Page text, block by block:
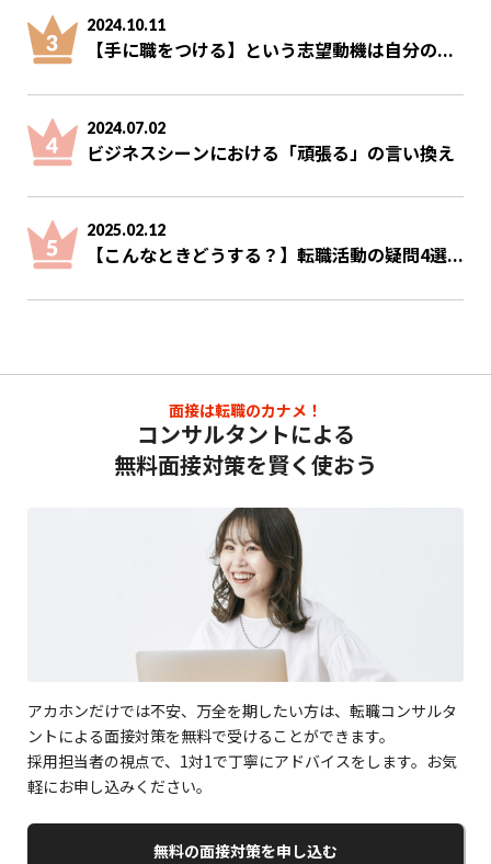
2024.10.11
【手に職をつける】という志望動機は自分の...
2024.07.02
ビジネスシーンにおける「頑張る」の言い換え
2025.02.12
【こんなときどうする？】転職活動の疑問4選...
面接は転職のカナメ！
コンサルタントによる
無料面接対策を賢く使おう
アカホンだけでは不安、万全を期したい方は、転職コンサルタ
ントによる面接対策を無料で受けることができます。
採用担当者の視点で、1対1で丁寧にアドバイスをします。お気
軽にお申し込みください。
無料の面接対策を申し込む